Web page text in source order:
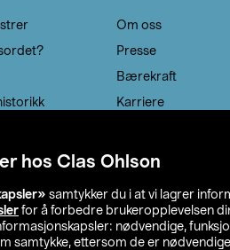
hos Clas Ohlson
samtykker du i at vi lagrer
for å forbedre brukeropplevelsen
nødvendige,
samtykke, ettersom de er
Om oss
Presse
Bærekraft
Karriere